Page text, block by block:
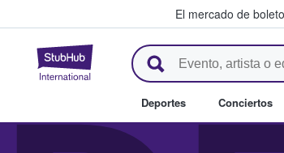
El mercado de
StubHub: donde los
Deportes Conciertos